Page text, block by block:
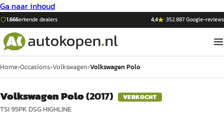
Ga naar inhoud
1.666erkende dealers 4,4 ·352.887Google-reviews
Home›Occasions›Volkswagen›Volkswagen Polo
Volkswagen Polo(2017) VERKOCHT
TSI 95PK DSG HIGHLINE